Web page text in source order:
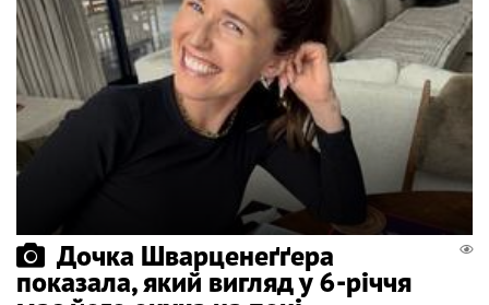
Дочка Шварценеґґера
показала, який вигляд у 6-річчя